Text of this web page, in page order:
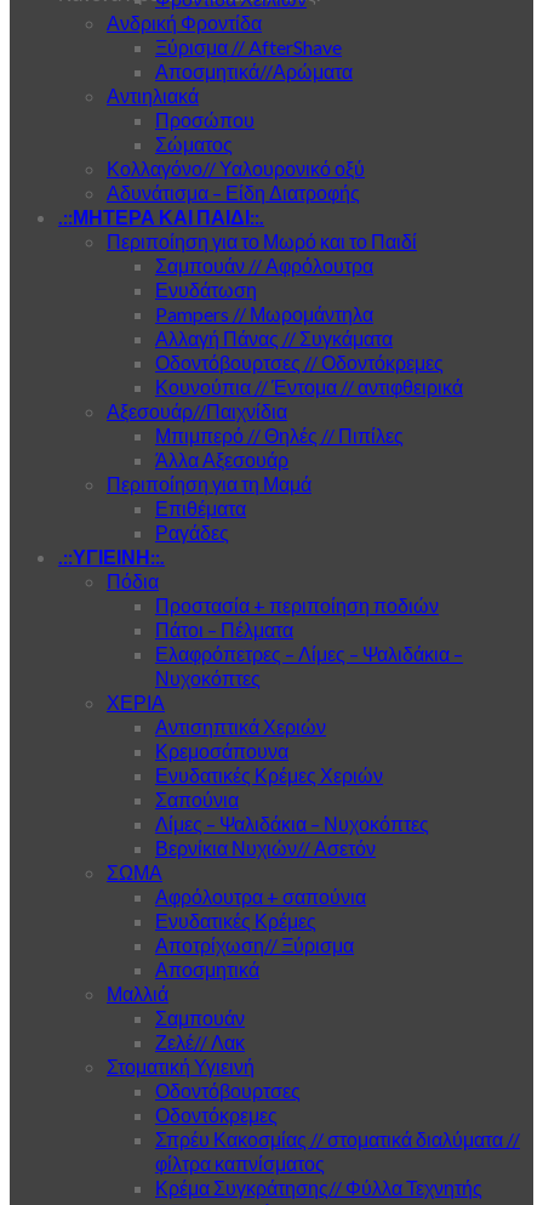
Ανδρική Φροντίδα
Ξύρισμα // AfterShave
Αποσμητικά//Αρώματα
Αντιηλιακά
Προσώπου
Σώματος
Κολλαγόνο// Υαλουρονικό οξύ
Αδυνάτισμα – Είδη Διατροφής
.::ΜΗΤΕΡΑ ΚΑΙ ΠΑΙΔΙ::.
Περιποίηση για το Μωρό και το Παιδί
Σαμπουάν // Αφρόλουτρα
Ενυδάτωση
Pampers // Μωρομάντηλα
Αλλαγή Πάνας // Συγκάματα
Οδοντόβουρτσες // Οδοντόκρεμες
Κουνούπια // Έντομα // αντιφθειρικά
Αξεσουάρ//Παιχνίδια
Μπιμπερό // Θηλές // Πιπίλες
Άλλα Αξεσουάρ
Περιποίηση για τη Μαμά
Επιθέματα
Ραγάδες
.::ΥΓΙΕΙΝΗ::.
Πόδια
Προστασία + περιποίηση ποδιών
Πάτοι – Πέλματα
Ελαφρόπετρες – Λίμες – Ψαλιδάκια –
Νυχοκόπτες
ΧΕΡΙΑ
Αντισηπτικά Χεριών
Κρεμοσάπουνα
Ενυδατικές Κρέμες Χεριών
Σαπούνια
Λίμες – Ψαλιδάκια – Νυχοκόπτες
Βερνίκια Νυχιών// Ασετόν
ΣΩΜΑ
Αφρόλουτρα + σαπούνια
Ενυδατικές Κρέμες
Αποτρίχωση// Ξύρισμα
Αποσμητικά
Μαλλιά
Σαμπουάν
Ζελέ// Λακ
Στοματική Υγιεινή
Οδοντόβουρτσες
Οδοντόκρεμες
Σπρέυ Κακοσμίας // στοματικά διαλύματα //
φίλτρα καπνίσματος
Κρέμα Συγκράτησης// Φύλλα Τεχνητής